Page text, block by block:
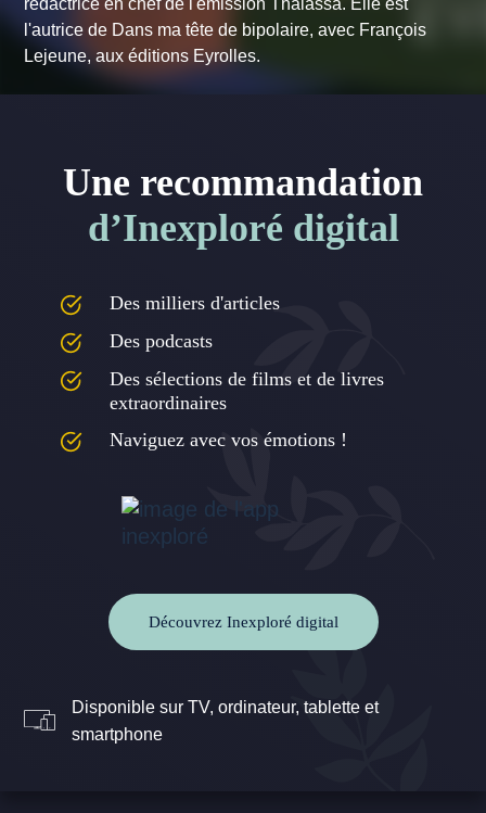
rédactrice en chef de l'émission Thalassa. Elle est
l'autrice de Dans ma tête de bipolaire, avec François
Lejeune, aux éditions Eyrolles.
Une recommandation
d’Inexploré digital
Des milliers d'articles
Des podcasts
Des sélections de films et de livres
extraordinaires
Naviguez avec vos émotions !
Découvrez Inexploré digital
Disponible sur TV, ordinateur, tablette et
smartphone